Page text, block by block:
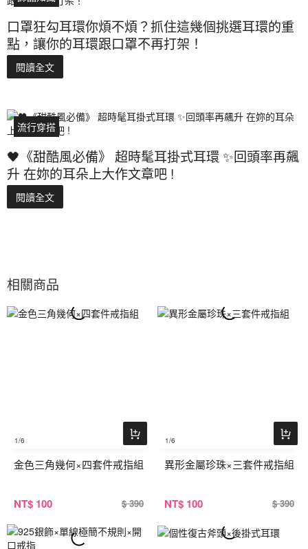
口罩狂勾耳環你煩不煩？抓住這幾個挑選耳環的重
點，讓你的耳環跟口罩不再打架！
閱讀全文
流行穿搭
🖤《甜酷風必備》 超時髦耳掛式耳環 ✨回頭率再飆
升 在妳的耳朵上大作文章吧 !
閱讀全文
相關商品
1/6
金色三角幾何×四套件戒指組
NT$ 100 $ 390
1/6
異形金屬珍珠×三套件戒指組
NT$ 100 $ 390